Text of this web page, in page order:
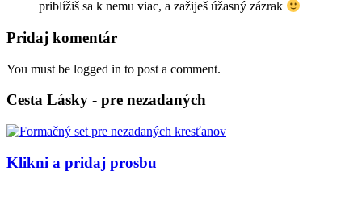
priblížiš sa k nemu viac, a zažiješ úžasný zázrak
Pridaj komentár
You must be logged in to post a comment.
Cesta Lásky - pre nezadaných
Klikni a pridaj prosbu